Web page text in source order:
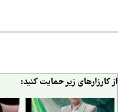
از کارزارهای زیر حمایت کنید: